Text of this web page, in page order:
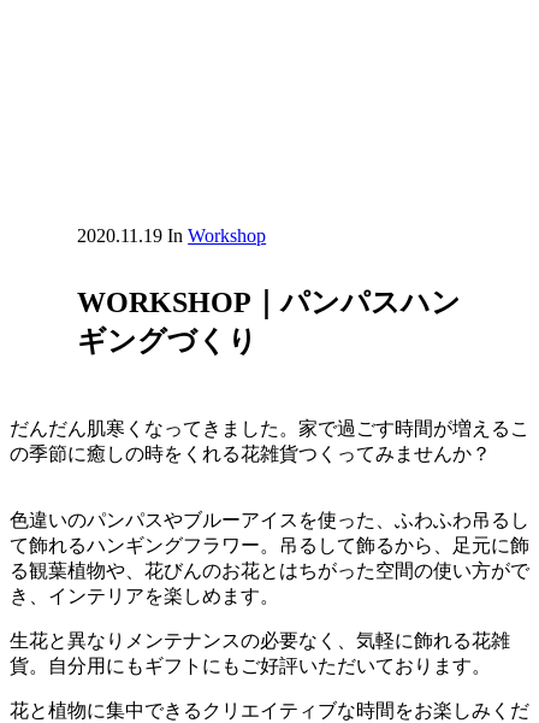
2020.11.19 In Workshop
WORKSHOP｜パンパスハン
ギングづくり
だんだん肌寒くなってきました。家で過ごす時間が増えるこ
の季節に癒しの時をくれる花雑貨つくってみませんか？
色違いのパンパスやブルーアイスを使った、ふわふわ吊るし
て飾れるハンギングフラワー。吊るして飾るから、足元に飾
る観葉植物や、花びんのお花とはちがった空間の使い方がで
き、インテリアを楽しめます。
生花と異なりメンテナンスの必要なく、気軽に飾れる花雑
貨。自分用にもギフトにもご好評いただいております。
花と植物に集中できるクリエイティブな時間をお楽しみくだ